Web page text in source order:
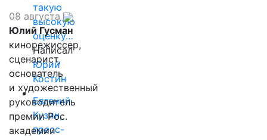
такую
высокую
оценку…
Написал
Юрий
Костин
Евгений
Кузин,
пресс-
08 августа
Юлий Гусман
кинорежиссер,
сценарист,
основатель
и художественный
руководитель
премии Рос.
академии